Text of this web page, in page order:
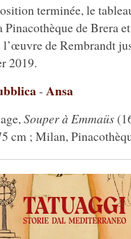
terminée, le
Pinacothèque de Brera
de Rembrandt
2019.
- Ansa
Souper à Emmaüs
cm ; Milan,